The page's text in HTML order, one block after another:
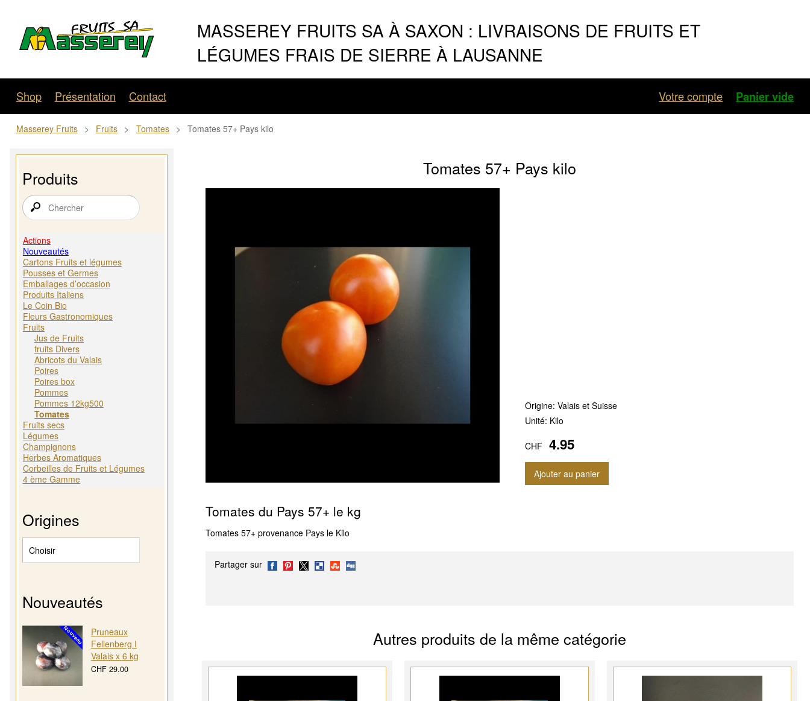
MASSEREY FRUITS SA À SAXON : LIVRAISONS DE FRUITS ET
LÉGUMES FRAIS DE SIERRE À LAUSANNE
Shop Présentation Contact Votre compte Panier vide
Masserey Fruits > Fruits > Tomates > Tomates 57+ Pays kilo
Produits
Actions
Nouveautés
Cartons Fruits et légumes
Pousses et Germes
Emballages d’occasion
Produits Italiens
Le Coin Bio
Fleurs Gastronomiques
Fruits
Jus de Fruits
fruits Divers
Abricots du Valais
Poires
Poires box
Pommes
Pommes 12kg500
Tomates
Fruits secs
Légumes
Champignons
Herbes Aromatiques
Corbeilles de Fruits et Légumes
4 ème Gamme
Origines
Nouveautés
Pruneaux
Fellenberg I
Valais x 6 kg
CHF 29.00
Tomates 57+ Pays kilo
Origine: Valais et Suisse
Unité: Kilo
CHF 4.95
Ajouter au panier
Tomates du Pays 57+ le kg
Tomates 57+ provenance Pays le Kilo
Partager sur
Autres produits de la même catégorie